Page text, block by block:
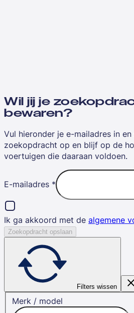
Wil jij je
bewaren?
Vul hieronder je e-mailadres in
zoekopdracht op en blijf op de
voertuigen die daaraan voldoen.
E-mailadres *
Ik ga akkoord met de algemene
Zoekopdracht opslaan
Filters wissen
Merk / model